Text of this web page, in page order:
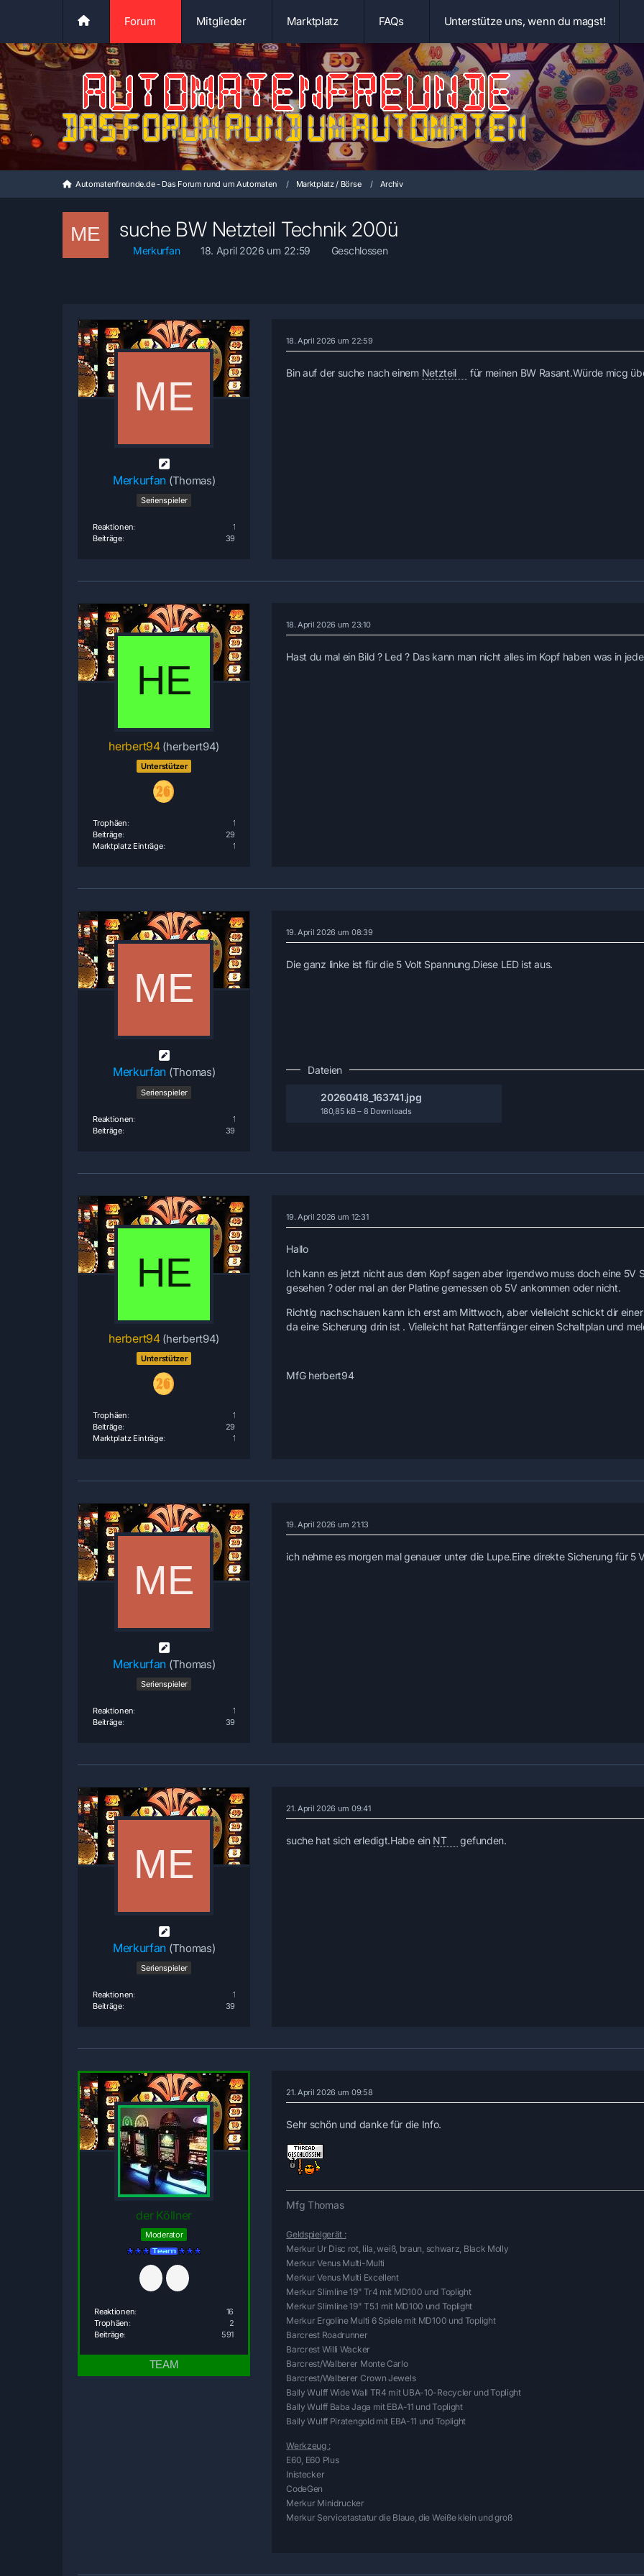
Forum Mitglieder Marktplatz FAQs Unterstütze uns, wenn du magst!
Automatenfreunde.de - Das Forum rund um Automaten Marktplatz / Börse Archiv
suche BW Netzteil Technik 200ü
Merkurfan 18. April 2026 um 22:59 Geschlossen
Merkurfan (Thomas)
Serienspieler
Reaktionen
1
Beiträge
39
18. April 2026 um 22:59
Bin auf der suche nach einem Netzteil für meinen BW Rasant.Würde micg
herbert94 (herbert94)
Unterstützer
Trophäen
1
Beiträge
29
Marktplatz Einträge
1
18. April 2026 um 23:10
Hast du mal ein Bild ? Led ? Das kann man nicht alles im Kopf haben was in
Merkurfan (Thomas)
Serienspieler
Reaktionen
1
Beiträge
39
19. April 2026 um 08:39
Die ganz linke ist für die 5 Volt Spannung.Diese LED ist aus.
Dateien
20260418_163741.jpg
180,85 kB – 8 Downloads
herbert94 (herbert94)
Unterstützer
Trophäen
1
Beiträge
29
Marktplatz Einträge
1
19. April 2026 um 12:31
Hallo
Ich kann es jetzt nicht aus dem Kopf sagen aber irgendwo muss doch eine 5V
gesehen ? oder mal an der Platine gemessen ob 5V ankommen oder nicht.
Richtig nachschauen kann ich erst am Mittwoch, aber vielleicht schickt dir
da eine Sicherung drin ist . Vielleicht hat Rattenfänger einen Schaltplan und
MfG herbert94
Merkurfan (Thomas)
Serienspieler
Reaktionen
1
Beiträge
39
19. April 2026 um 21:13
ich nehme es morgen mal genauer unter die Lupe.Eine direkte Sicherung für 5
Merkurfan (Thomas)
Serienspieler
Reaktionen
1
Beiträge
39
21. April 2026 um 09:41
suche hat sich erledigt.Habe ein NT gefunden.
der Köllner
Moderator
Reaktionen
16
Trophäen
2
Beiträge
591
21. April 2026 um 09:58
Sehr schön und danke für die Info.
Mfg Thomas
Geldspielgerät :
Merkur Ur Disc rot, lila, weiß, braun, schwarz, Black Molly
Merkur Venus Multi-Multi
Merkur Venus Multi Excellent
Merkur Slimline 19" Tr4 mit MD100 und Toplight
Merkur Slimline 19" T5.1 mit MD100 und Toplight
Merkur Ergoline Multi 6 Spiele mit MD100 und Toplight
Barcrest Roadrunner
Barcrest Willi Wacker
Barcrest/Walberer Monte Carlo
Barcrest/Walberer Crown Jewels
Bally Wulff Wide Wall TR4 mit UBA-10-Recycler und Toplight
Bally Wulff Baba Jaga mit EBA-11 und Toplight
Bally Wulff Piratengold mit EBA-11 und Toplight
Werkzeug :
E60, E60 Plus
Inistecker
CodeGen
Merkur Minidrucker
Merkur Servicetastatur die Blaue, die Weiße klein und groß